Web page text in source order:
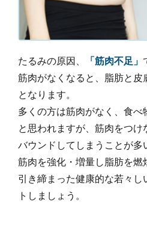
たるみの原因、 「筋肉不足」
筋肉がなくなると、脂肪と皮
となります。
多くの方は筋肉がなく、食べ
と思われますが、筋肉をつけ
バウンドしてしまうことが多
筋肉を強化・増量し脂肪を燃
引き締まった健康的な若々し
トしましょう。